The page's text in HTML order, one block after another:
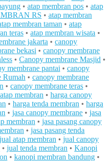
• atap membran pos • atap
RS • atap membran
membran taman • atap
teras • atap membran wisata •
jakarta • canopy
bekasi • canopy membrane
• Canopy membrane Masjid •
membrane pantai • canopy
Rumah • canopy membrane
• canopy membrane teras •
membran • harga canopy
• harga tenda membran • harga
• jasa canopy membrane • jasa
membran • jasa pasang canopy
• jasa pasang tenda
jual atap membran • jual canopy
• jual tenda membran • Kanopi
• kanopi membran bandung •